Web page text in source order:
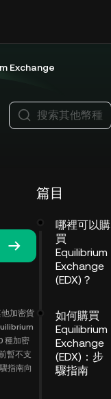
Exchange
加密貨
種加密
暫不支
指南向
搜索其他幣種
篇目
哪裡可以購
買
Equilibrium
Exchange
(EDX)？
如何購買
Equilibrium
Exchange
(EDX)：步
驟指南